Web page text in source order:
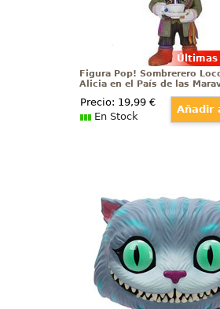
Últimas
Figura Pop! Sombrerero
Alicia en el País de las
Precio: 19,99€
En Stock
Figura Pop! Gato
Alicia en el País de las
Figura del Gato Cheshire
en vinilo perteneciente
Pop! de Funko. La figura
altura aproximada de
está basada en la
Disney Alicia en el